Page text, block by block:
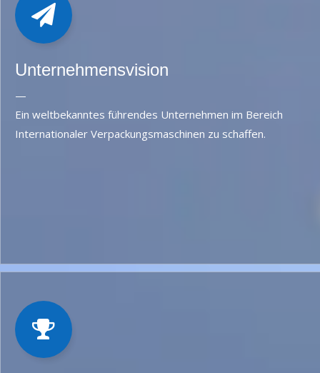
Unternehmensvision
—
Ein weltbekanntes führendes Unternehmen im Bereich
Internationaler Verpackungsmaschinen zu schaffen.